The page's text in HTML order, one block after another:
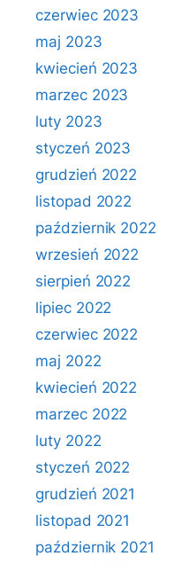
czerwiec 2023
maj 2023
kwiecień 2023
marzec 2023
luty 2023
styczeń 2023
grudzień 2022
listopad 2022
październik 2022
wrzesień 2022
sierpień 2022
lipiec 2022
czerwiec 2022
maj 2022
kwiecień 2022
marzec 2022
luty 2022
styczeń 2022
grudzień 2021
listopad 2021
październik 2021